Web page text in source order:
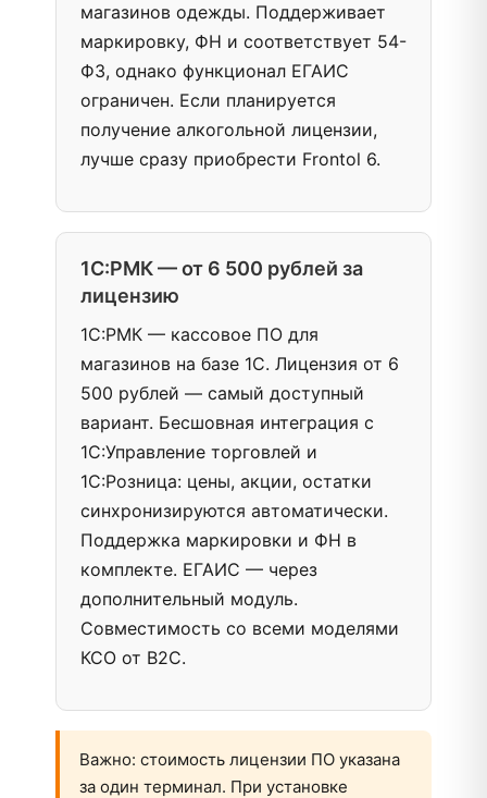
магазинов одежды. Поддерживает
маркировку, ФН и соответствует 54-
ФЗ, однако функционал ЕГАИС
ограничен. Если планируется
получение алкогольной лицензии,
лучше сразу приобрести Frontol 6.
1С:РМК — от 6 500 рублей за
лицензию
1С:РМК — кассовое ПО для
магазинов на базе 1С. Лицензия от 6
500 рублей — самый доступный
вариант. Бесшовная интеграция с
1С:Управление торговлей и
1С:Розница: цены, акции, остатки
синхронизируются автоматически.
Поддержка маркировки и ФН в
комплекте. ЕГАИС — через
дополнительный модуль.
Совместимость со всеми моделями
КСО от B2C.
Важно: стоимость лицензии ПО указана
за один терминал. При установке